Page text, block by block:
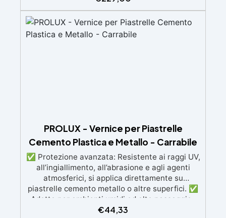
Si applica facilmente a rullo e aderisce anche
su superfici difficili anche verticali. Riempie
crepe e irregolarità del pavimento.
Rinnovandolo con una sola passata. 🔹 Senza
giorno successivo
PROLUX - Vernice per Piastrelle
Cemento Plastica e Metallo - Carrabile
✅ Protezione avanzata: Resistente ai raggi UV,
all’ingiallimento, all’abrasione e agli agenti
atmosferici, si applica direttamente su
piastrelle cemento metallo o altre superfici. ✅
Adatta per ambienti umidi od alto passaggio :
Formulazione Poliuretanica, ideale per ambienti
€44,33